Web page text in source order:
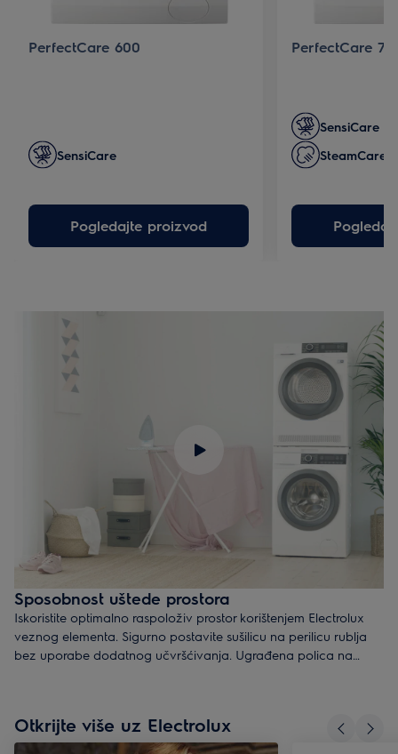
PerfectCare 600
SensiCare
Pogledajte proizvod
PerfectCare
SensiCare
SteamCare
Sposobnost uštede prostora
Iskoristite optimalno raspoloživ prostor korištenjem Electrolux
veznog elementa. Sigurno postavite sušilicu na perilicu rublja
bez uporabe dodatnog učvršćivanja. Ugrađena polica na
Otkrijte više uz Electrolux